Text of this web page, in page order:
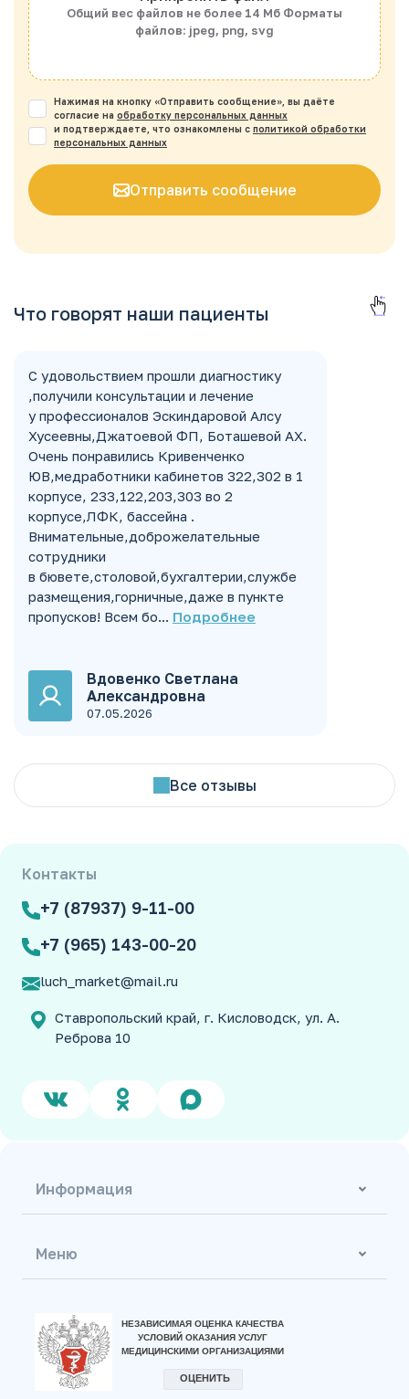
Общий вес файлов не более 14 Мб Форматы
файлов: jpeg, png, svg
Нажимая на кнопку «Отправить сообщение», вы даёте
согласие на обработку персональных данных
и подтверждаете, что ознакомлены с политикой обработки
персональных данных
Отправить сообщение
Что говорят наши пациенты
С удовольствием прошли диагностику
,получили консультации и лечение
у профессионалов Эскиндаровой Алсу
Хусеевны,Джатоевой ФП, Боташевой АХ.
Очень понравились Кривенченко
ЮВ,медработники кабинетов 322,302 в 1
корпусе, 233,122,203,303 во 2
корпусе,ЛФК, бассейна .
Внимательные,доброжелательные
сотрудники
в бювете,столовой,бухгалтерии,службе
размещения,горничные,даже в пункте
пропусков! Всем бо... Подробнее
Вдовенко Светлана
Александровна
07.05.2026
Все отзывы
Контакты
+7 (87937) 9-11-00
+7 (965) 143-00-20
luch_market@mail.ru
Ставропольский край, г. Кисловодск, ул. А.
Реброва 10
Информация
Меню